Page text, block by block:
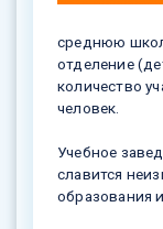
среднюю
отделение
количество
человек.
Учебное
славится
образования